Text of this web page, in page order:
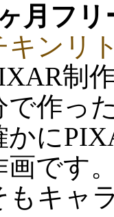
月フ
キンリ
制
で作っ
かに
画です
もキャ